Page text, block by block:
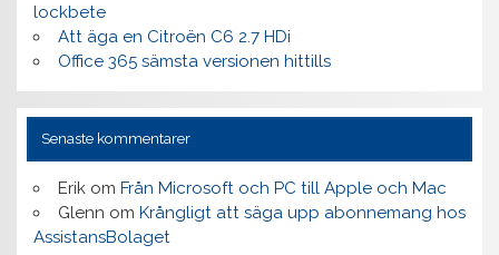
lockbete
Att äga en Citroën C6 2.7 HDi
Office 365 sämsta versionen hittills
Senaste kommentarer
Erikom Från Microsoft och PC till Apple och Mac
Glenn om Krångligt att säga upp abonnemang hos
AssistansBolaget